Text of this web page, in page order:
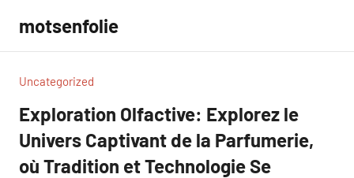
contenu
motsenfolie
Uncategorized
Exploration Olfactive: Explorez le
Univers Captivant de la Parfumerie,
où Tradition et Technologie Se